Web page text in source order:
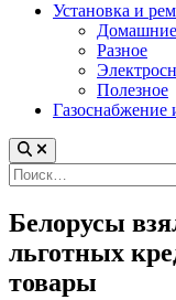
Установка и
Разное
Полезное
Газоснабжение
Найти:
Белорусы
льготных
товары